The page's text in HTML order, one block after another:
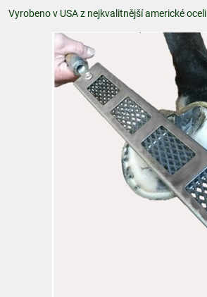
Vyrobeno v USA z nejkvalitnější americké oceli